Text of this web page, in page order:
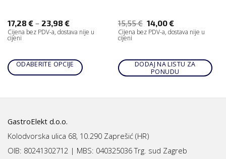
17,28 €– 23,98 €
Cijena bez PDV-a, dostava nije u
cijeni
ODABERITE OPCIJE
15,55€ 14,00€
Cijena bez PDV-a, dostava nije u
cijeni
DODAJ NA LISTU ZA
PONUDU
GastroElekt d.o.o.
Kolodvorska ulica 68, 10.290 Zaprešić (HR)
OIB: 80241302712 | MBS: 040325036 Trg. sud Zagreb